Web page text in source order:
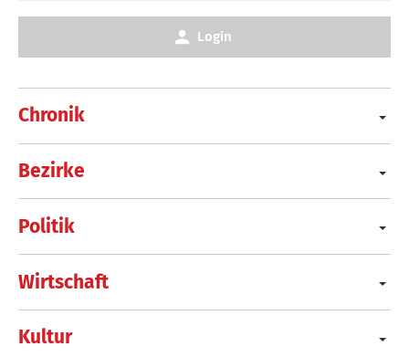
Chronik
Bezirke
Politik
Wirtschaft
Kultur
Login